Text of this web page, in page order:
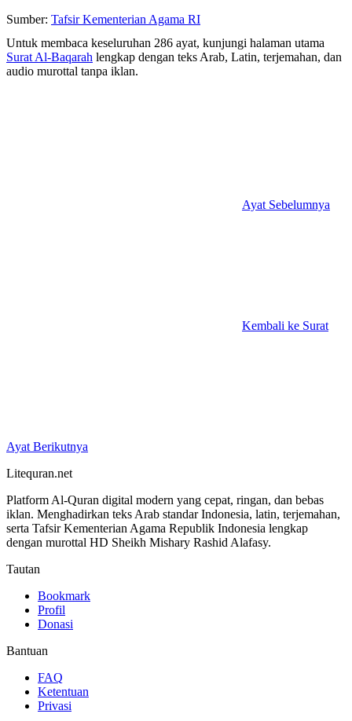
Sumber: Tafsir Kementerian Agama RI
Untuk membaca keseluruhan 286 ayat, kunjungi halaman utama
Surat Al-Baqarah lengkap dengan teks Arab, Latin, terjemahan, dan
audio murottal tanpa iklan.
Ayat Sebelumnya
Kembali ke Surat
Ayat Berikutnya
Litequran.net
Platform Al-Quran digital modern yang cepat, ringan, dan bebas
iklan. Menghadirkan teks Arab standar Indonesia, latin, terjemahan,
serta Tafsir Kementerian Agama Republik Indonesia lengkap
dengan murottal HD Sheikh Mishary Rashid Alafasy.
Tautan
Bookmark
Profil
Donasi
Bantuan
FAQ
Ketentuan
Privasi